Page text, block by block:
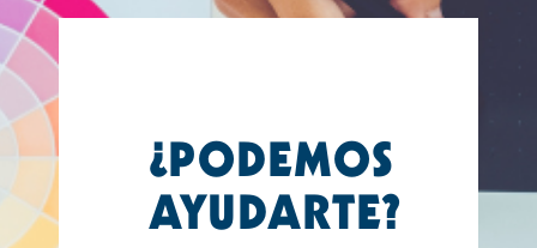
¿PODEMOS
AYUDARTE?